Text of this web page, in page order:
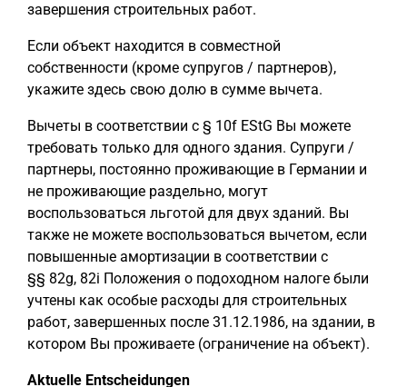
завершения строительных работ.
Если объект находится в совместной
собственности (кроме супругов / партнеров),
укажите здесь свою долю в сумме вычета.
Вычеты в соответствии с § 10f EStG Вы можете
требовать только для одного здания. Супруги /
партнеры, постоянно проживающие в Германии и
не проживающие раздельно, могут
воспользоваться льготой для двух зданий. Вы
также не можете воспользоваться вычетом, если
повышенные амортизации в соответствии с
§§ 82g, 82i Положения о подоходном налоге были
учтены как особые расходы для строительных
работ, завершенных после 31.12.1986, на здании, в
котором Вы проживаете (ограничение на объект).
Aktuelle Entscheidungen